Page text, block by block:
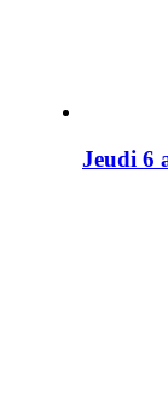
Jeudi 6